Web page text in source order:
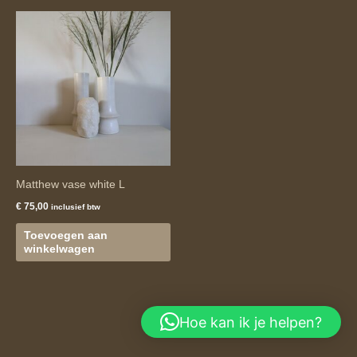
Matthew vase white L
€ 75,00 inclusief btw
Toevoegen aan
winkelwagen
Hoe kan ik je helpen?